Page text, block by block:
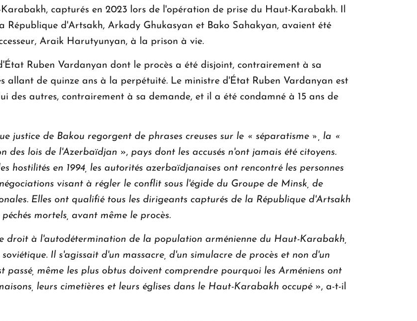
capturés en 2023 lors de l'opération de prise du Haut-Karabakh. Il
République d'Artsakh, Arkady Ghukasyan et Bako Sahakyan, avaient été
Araik Harutyunyan, à la prison à vie.
Ruben Vardanyan dont le procès a été disjoint, contrairement à sa
allant de quinze ans à la perpétuité. Le ministre d'État Ruben Vardanyan est
des autres, contrairement à sa demande, et il a été condamné à 15 ans de
justice de Bakou regorgent de phrases creuses sur le « séparatisme », la «
des lois de l'Azerbaïdjan », pays dont les accusés n'ont jamais été citoyens.
hostilités en 1994, les autorités azerbaïdjanaises ont rencontré les personnes
visant à régler le conflit sous l'égide du Groupe de Minsk, de
Elles ont qualifié tous les dirigeants capturés de la République d'Artsakh
mortels, avant même le procès.
droit à l'autodétermination de la population arménienne du Haut-Karabakh,
Il s'agissait d'un massacre, d'un simulacre de procès et non d'un
passé, même les plus obtus doivent comprendre pourquoi les Arméniens ont
leurs cimetières et leurs églises dans le Haut-Karabakh occupé», a-t-il